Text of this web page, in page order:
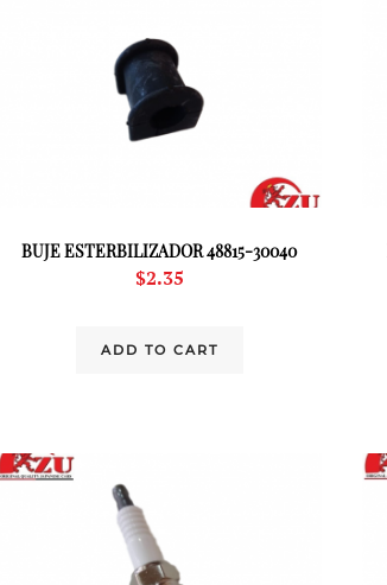
BUJE ESTERBILIZADOR 48815-30040
$2.35
ADD TO CART